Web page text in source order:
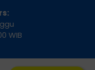
WIB